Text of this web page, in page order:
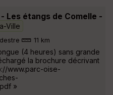
Les étangs de Comelle -
Ville
11 km
(4 heures) sans grande
la brochure décrivant
www.parc-oise-
»